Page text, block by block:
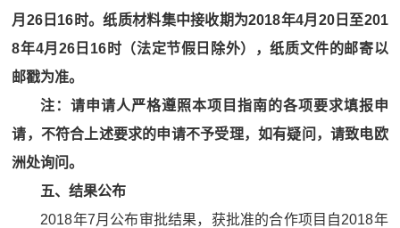
月 26日 16 时。纸质材料集中接收期为2018年4月 20日至201
8年4月 26日 16 时（法定节假日除外），纸质文件的邮寄以
邮戳为准。
注：请申请人严格遵照本项目指南的各项要求填报申
请，不符合上述要求的申请不予受理，如有疑问，请致电欧
洲处询问。
五、结果公布
2018年7月公布审批结果，获批准的合作项目自2018年